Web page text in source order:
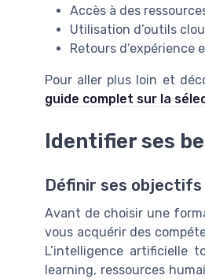
Accès à des
Utilisation d’outils
Retours
Pour aller plus loin et
guide complet sur la
Identifier ses
Définir ses
Avant de choisir une
vous acquérir des
L’intelligence artificielle
learning, ressources